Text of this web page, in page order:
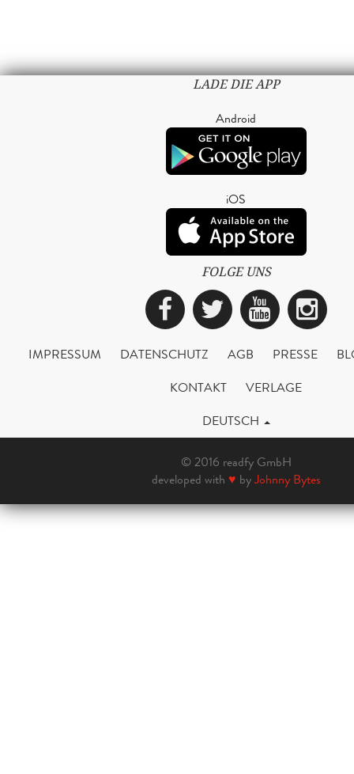
LADE DIE APP
Android
iOS
FOLGE UNS
Facebook
Twitter
IMPRESSUM DATENSCHUTZ AGB PRESSE
KONTAKT
VERLAGE
DEUTSCH
© 2016 readfy GmbH
developed with ♥ byJohnny Bytes